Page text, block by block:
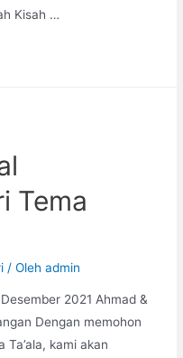
Kisah …
Tema
/ Olehadmin
2021 Ahmad &
Dengan memohon
Ta’ala, kami akan